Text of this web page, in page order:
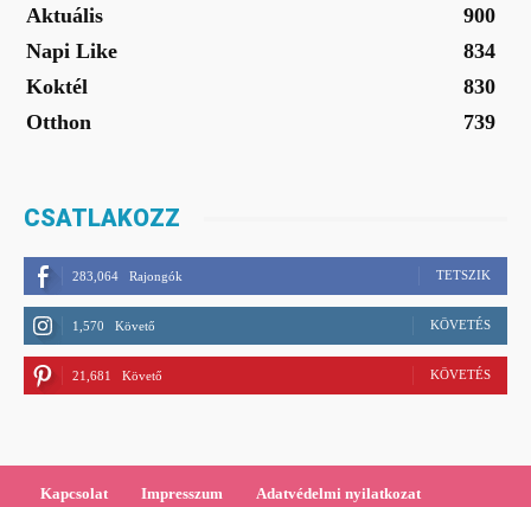
Aktuális
900
Napi Like
834
Koktél
830
Otthon
739
CSATLAKOZZ
283,064 Rajongók TETSZIK
1,570 Követő KÖVETÉS
21,681 Követő KÖVETÉS
Kapcsolat Impresszum Adatvédelmi nyilatkozat